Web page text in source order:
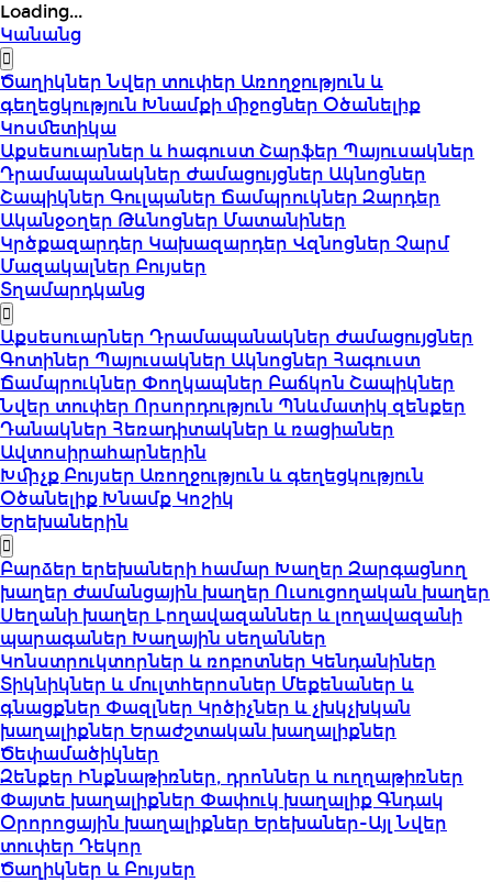
Loading...
Կանանց
ԾաղիկներՆվեր տուփեր Առողջություն և
գեղեցկություն Խնամքի միջոցներ Օծանելիք
Կոսմետիկա
Աքսեսուարներ և հագուստ Շարֆեր Պայուսակներ
Դրամապանակներ Ժամացույցներ Ակնոցներ
Շապիկներ Գուլպաներ Ճամպրուկներ Զարդեր
Ականջօղեր Թևնոցներ Մատանիներ
Կրծքազարդեր Կախազարդեր Վզնոցներ Չարմ
Մազակալներ Բույսեր
Տղամարդկանց
Աքսեսուարներ Դրամապանակներ Ժամացույցներ
Գոտիներ Պայուսակներ Ակնոցներ Հագուստ
Ճամպրուկներ Փողկապներ Բաճկոն Շապիկներ
Նվեր տուփեր Որսորդություն Պնևմատիկ զենքեր
Դանակներ Հեռադիտակներ և ռացիաներ
Ավտոսիրահարներին
Խմիչք Բույսեր Առողջություն և գեղեցկություն
Օծանելիք Խնամք Կոշիկ
Երեխաներին
Բարձեր երեխաների համար Խաղեր Զարգացնող
խաղեր Ժամանցային խաղեր Ուսուցողական խաղեր
Սեղանի խաղեր Լողավազաններ և լողավազանի
պարագաներ Խաղային սեղաններ
Կոնստրուկտորներ և ռոբոտներ Կենդանիներ
Տիկնիկներ և մուլտհերոսներ Մեքենաներ և
գնացքներ Փազլներ Կրծիչներ և չխկչխկան
խաղալիքներ Երաժշտական խաղալիքներ
Ծեփամածիկներ
Զենքեր Ինքնաթիռներ, դրոններ և ուղղաթիռներ
Փայտե խաղալիքներ Փափուկ խաղալիքԳնդակ
Օրորոցային խաղալիքներ Երեխաներ-ԱյլՆվեր
տուփեր Դեկոր
Ծաղիկներ և Բույսեր